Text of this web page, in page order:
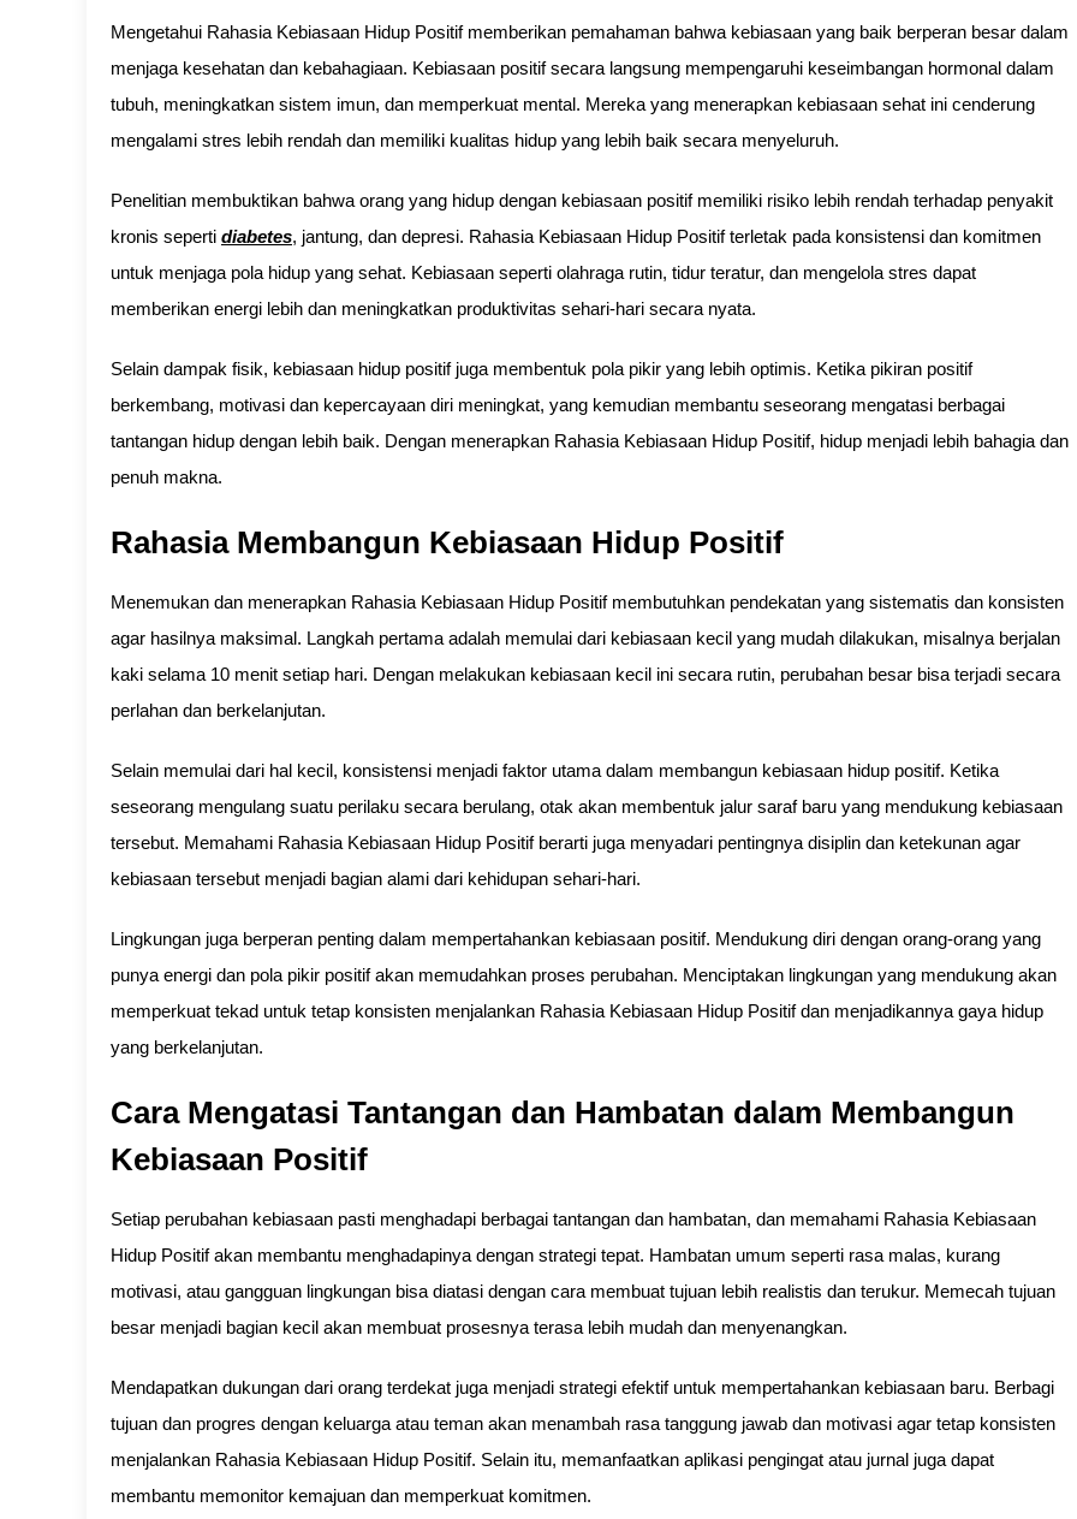
Mengetahui Rahasia Kebiasaan Hidup Positif memberikan pemahaman bahwa kebiasaan yang baik berperan besar dalam
menjaga kesehatan dan kebahagiaan. Kebiasaan positif secara langsung mempengaruhi keseimbangan hormonal dalam
tubuh, meningkatkan sistem imun, dan memperkuat mental. Mereka yang menerapkan kebiasaan sehat ini cenderung
mengalami stres lebih rendah dan memiliki kualitas hidup yang lebih baik secara menyeluruh.
Penelitian membuktikan bahwa orang yang hidup dengan kebiasaan positif memiliki risiko lebih rendah terhadap penyakit
kronis seperti diabetes, jantung, dan depresi. Rahasia Kebiasaan Hidup Positif terletak pada konsistensi dan komitmen
untuk menjaga pola hidup yang sehat. Kebiasaan seperti olahraga rutin, tidur teratur, dan mengelola stres dapat
memberikan energi lebih dan meningkatkan produktivitas sehari-hari secara nyata.
Selain dampak fisik, kebiasaan hidup positif juga membentuk pola pikir yang lebih optimis. Ketika pikiran positif
berkembang, motivasi dan kepercayaan diri meningkat, yang kemudian membantu seseorang mengatasi berbagai
tantangan hidup dengan lebih baik. Dengan menerapkan Rahasia Kebiasaan Hidup Positif, hidup menjadi lebih bahagia dan
penuh makna.
Rahasia Membangun Kebiasaan Hidup Positif
Menemukan dan menerapkan Rahasia Kebiasaan Hidup Positif membutuhkan pendekatan yang sistematis dan konsisten
agar hasilnya maksimal. Langkah pertama adalah memulai dari kebiasaan kecil yang mudah dilakukan, misalnya berjalan
kaki selama 10 menit setiap hari. Dengan melakukan kebiasaan kecil ini secara rutin, perubahan besar bisa terjadi secara
perlahan dan berkelanjutan.
Selain memulai dari hal kecil, konsistensi menjadi faktor utama dalam membangun kebiasaan hidup positif. Ketika
seseorang mengulang suatu perilaku secara berulang, otak akan membentuk jalur saraf baru yang mendukung kebiasaan
tersebut. Memahami Rahasia Kebiasaan Hidup Positif berarti juga menyadari pentingnya disiplin dan ketekunan agar
kebiasaan tersebut menjadi bagian alami dari kehidupan sehari-hari.
Lingkungan juga berperan penting dalam mempertahankan kebiasaan positif. Mendukung diri dengan orang-orang yang
punya energi dan pola pikir positif akan memudahkan proses perubahan. Menciptakan lingkungan yang mendukung akan
memperkuat tekad untuk tetap konsisten menjalankan Rahasia Kebiasaan Hidup Positif dan menjadikannya gaya hidup
yang berkelanjutan.
Cara Mengatasi Tantangan dan Hambatan dalam Membangun
Kebiasaan Positif
Setiap perubahan kebiasaan pasti menghadapi berbagai tantangan dan hambatan, dan memahami Rahasia Kebiasaan
Hidup Positif akan membantu menghadapinya dengan strategi tepat. Hambatan umum seperti rasa malas, kurang
motivasi, atau gangguan lingkungan bisa diatasi dengan cara membuat tujuan lebih realistis dan terukur. Memecah tujuan
besar menjadi bagian kecil akan membuat prosesnya terasa lebih mudah dan menyenangkan.
Mendapatkan dukungan dari orang terdekat juga menjadi strategi efektif untuk mempertahankan kebiasaan baru. Berbagi
tujuan dan progres dengan keluarga atau teman akan menambah rasa tanggung jawab dan motivasi agar tetap konsisten
menjalankan Rahasia Kebiasaan Hidup Positif. Selain itu, memanfaatkan aplikasi pengingat atau jurnal juga dapat
membantu memonitor kemajuan dan memperkuat komitmen.